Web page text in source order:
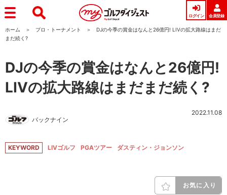
ログイン 会員登録
ホーム プロ・トーナメント
DJの今季の賞金はなんと26億円! LIVの拡大路線はまだ
まだ続く?
DJの今季の賞金はなんと26億円!
LIVの拡大路線はまだまだ続く?
バックナイン
2022.11.08
KEYWORD LIVゴルフ PGAツアー ダスティン・ジョンソン
お気に入り